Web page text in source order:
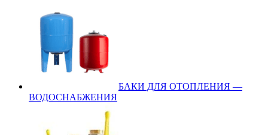
БАКИ ДЛЯ ОТОПЛЕНИЯ —
ВОДОСНАБЖЕНИЯ